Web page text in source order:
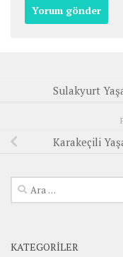
Sulakyurt
Karakeçili
Arama:
KATEGORILER